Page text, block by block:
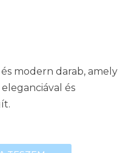
modern darab, amely
és